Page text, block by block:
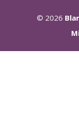
© 2026